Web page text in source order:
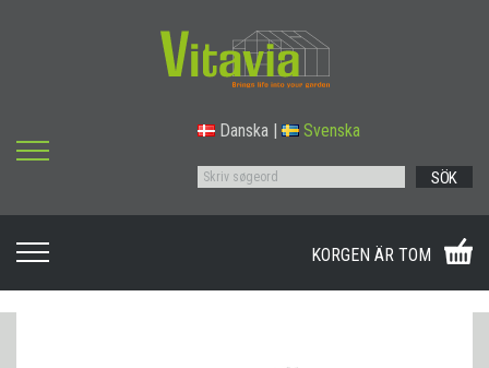
Danska Svenska
SÖK
KORGEN ÄR TOM